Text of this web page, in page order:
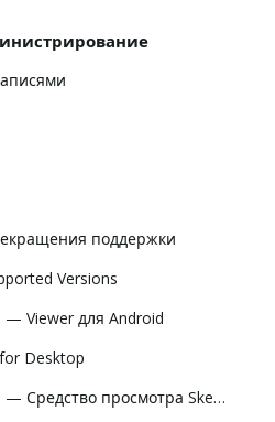
поддержки
Versions
Viewer для Android
Desktop
Окончание поддержки — Средство просмотра SketchUp для Meta Quest